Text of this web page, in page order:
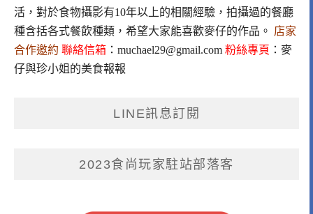
活，對於食物攝影有10年以上的相關經驗，拍攝過的餐廳
種含括各式餐飲種類，希望大家能喜歡麥仔的作品。 店家
合作邀約 聯絡信箱 ： muchael29@gmail.com 粉絲專頁 ： 麥
仔與珍小姐的美食報報
LINE訊息訂閱
2023食尚玩家駐站部落客